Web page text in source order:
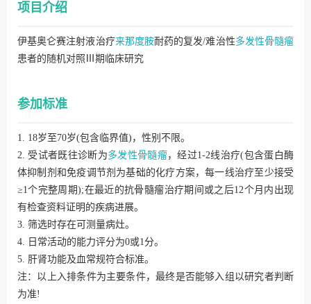
项目介绍
伊基奥仑赛注射液治疗来那度胺耐药的复发/难治性多发性骨髓瘤
患者的随机对照Ⅲ期临床研究
参加标准
1. 18岁至70岁(包含临界值)，性别不限。
2. 受试者既往诊断为多发性骨髓瘤 ，经过1-2线治疗(包含蛋白酶
体抑制剂和免疫调节剂为基础的化疗方案，每一线治疗至少接受
≥1个完整周期);在最近的抗骨髓瘤治疗期间或之后12个月内出现
有检查资料证明的疾病进展。
3. 筛选时存在可测量病灶。
4. 日常活动的能力评分为0或1分。
5. 肝肾功能及血常规符合标准。
注：以上入排条件为主要条件，最终是否能够入组以研究者判断
为准!